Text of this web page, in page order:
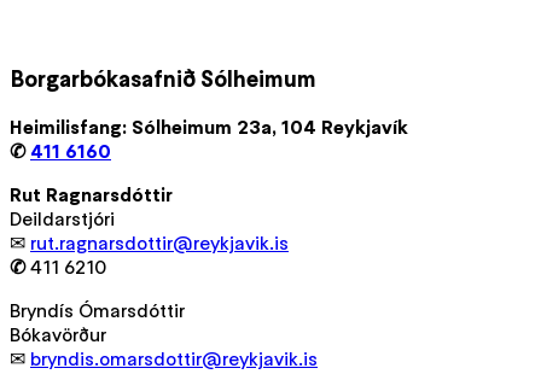
Borgarbókasafnið Sólheimum
Heimilisfang: Sólheimum 23a, 104 Reykjavík
✆ 411 6160
Rut Ragnarsdóttir
Deildarstjóri
✉ rut.ragnarsdottir@reykjavik.is
✆411 6210
Bryndís Ómarsdóttir
Bókavörður
✉ bryndis.omarsdottir@reykjavik.is